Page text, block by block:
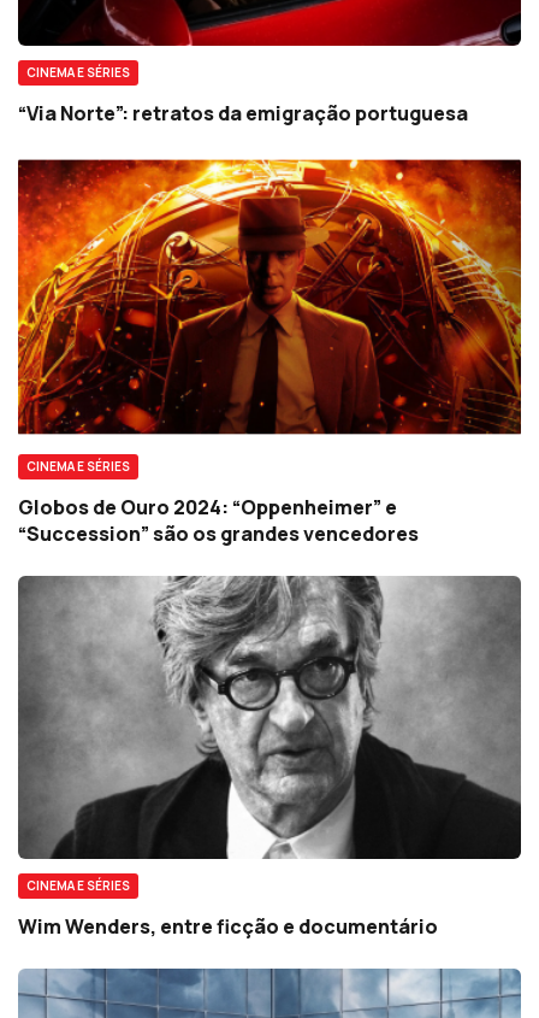
CINEMA E SÉRIES
“Via Norte”: retratos da emigração portuguesa
CINEMA E SÉRIES
Globos de Ouro 2024: “Oppenheimer” e
“Succession” são os grandes vencedores
CINEMA E SÉRIES
Wim Wenders, entre ficção e documentário